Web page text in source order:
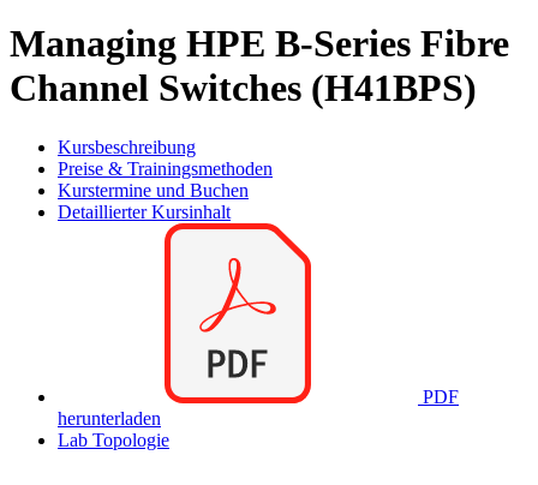
Managing HPE B-Series Fibre
Channel Switches (H41BPS)
Kursbeschreibung
Preise & Trainingsmethoden
Kurstermine und Buchen
Detaillierter Kursinhalt
PDF
herunterladen
Lab Topologie